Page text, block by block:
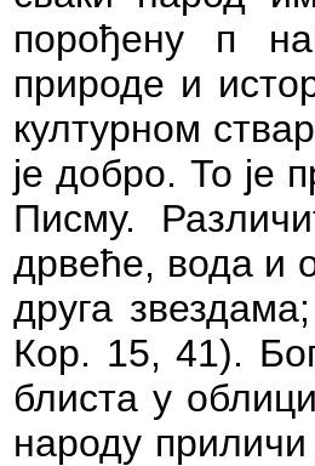
порођену п
природе и
културном
је добро. То је
Писму.
дрвеће, вода и
друга
Кор. 15, 41).
блиста у
народу